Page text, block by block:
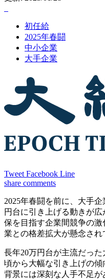
初任給
2025年春闘
中小企業
大手企業
Tweet Facebook Line
share comments
2025年春闘を前に、大手
円台に引き上げる動きが
保を目指す企業間競争の
業との格差拡大が懸念され
長年20万円台が主流だっ
頃から大幅な引き上げの
背景には深刻な人手不足